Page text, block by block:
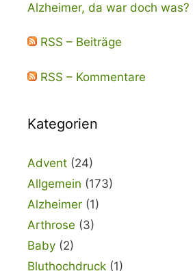
Alzheimer, da war doch was?
RSS – Beiträge
RSS – Kommentare
Kategorien
Advent (24)
Allgemein (173)
Alzheimer (1)
Arthrose (3)
Baby (2)
Bluthochdruck (1)